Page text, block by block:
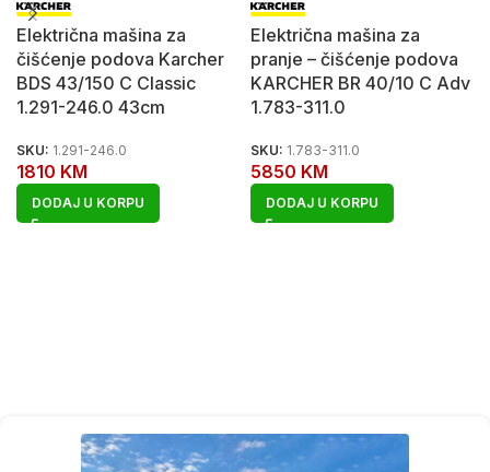
Električna mašina za
čišćenje podova Karcher
BDS 43/150 C Classic
1.291-246.0 43cm
SKU: 1.291-246.0
1810 KM
DODAJ U KORPU
Električna mašina za
pranje – čišćenje podova
KARCHER BR 40/10 C Adv
1.783-311.0
SKU: 1.783-311.0
5850 KM
DODAJ U KORPU